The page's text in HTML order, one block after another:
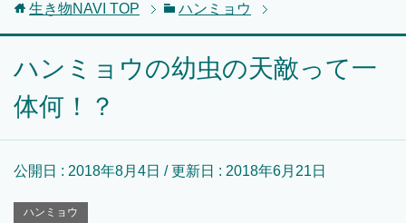
生き物NAVI TOP ハンミョウ
ハンミョウの幼虫の天敵って一
体何！？
公開日 : 2018年8月4日 / 更新日 : 2018年6月21日
ハンミョウ